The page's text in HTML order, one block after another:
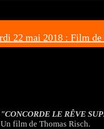
22 mai 2018 : Film de
"CONCORDE LE RÊVE
Un film de Thomas Risch.